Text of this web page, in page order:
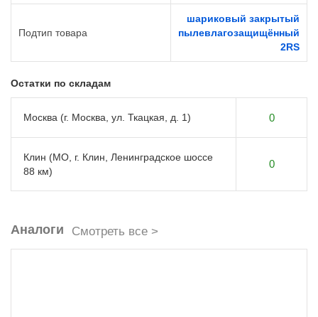
Подтип товара
шариковый закрытый
пылевлагозащищённый
2RS
Остатки по складам
Москва (г. Москва, ул. Ткацкая, д. 1) 0
Клин (МО, г. Клин, Ленинградское шоссе
88 км)
0
Аналоги Смотреть все >